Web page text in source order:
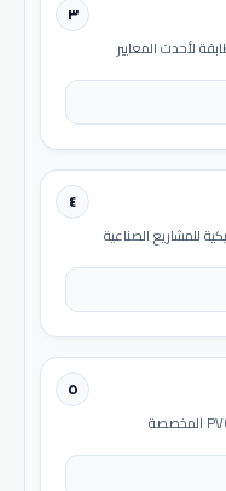
٣
لأحدث المعايير
٤
للمشاريع الصناعية
٥
يوفر مجموعة متكاملة من أنابيب الـ PPR والـ PVC المخصصة